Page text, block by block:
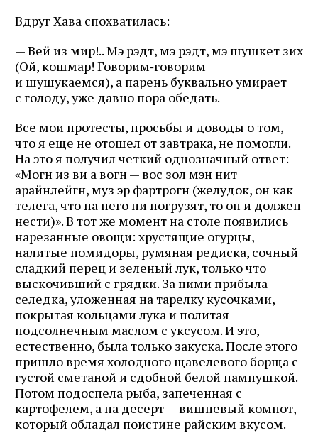
Вдруг Хава спохватилась:
— Вей из мир!.. Мэ рэдт, мэ рэдт, мэ шушкет зих
(Ой, кошмар! Говорим‑говорим
и шушукаемся), а парень буквально умирает
с голоду, уже давно пора обедать.
Все мои протесты, просьбы и доводы о том,
что я еще не отошел от завтрака, не помогли.
На это я получил четкий однозначный ответ:
«Могн из ви а вогн — вос зол мэн нит
арайнлейгн, муз эр фартрогн (желудок, он как
телега, что на него ни погрузят, то он и должен
нести)». В тот же момент на столе появились
нарезанные овощи: хрустящие огурцы,
налитые помидоры, румяная редиска, сочный
сладкий перец и зеленый лук, только что
выскочивший с грядки. За ними прибыла
селедка, уложенная на тарелку кусочками,
покрытая кольцами лука и политая
подсолнечным маслом с уксусом. И это,
естественно, была только закуска. После этого
пришло время холодного щавелевого борща с
густой сметаной и сдобной белой пампушкой.
Потом подоспела рыба, запеченная с
картофелем, а на десерт — вишневый компот,
который обладал поистине райским вкусом.